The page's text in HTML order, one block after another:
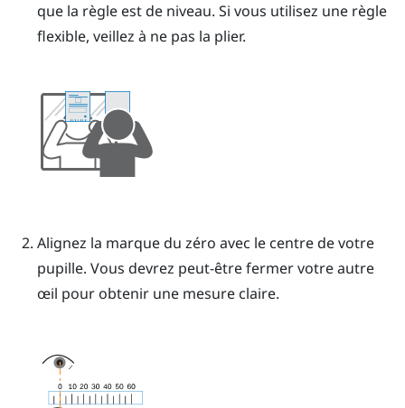
que la règle est de niveau. Si vous utilisez une règle
flexible, veillez à ne pas la plier.
Alignez la marque du zéro avec le centre de votre
pupille. Vous devrez peut-être fermer votre autre
œil pour obtenir une mesure claire.